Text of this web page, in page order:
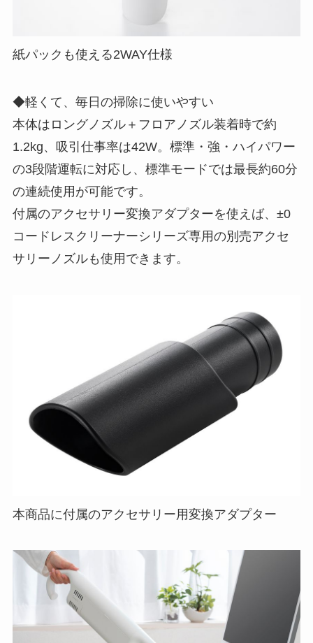
紙パックも使える2WAY仕様
◆軽くて、毎日の掃除に使いやすい
本体はロングノズル＋フロアノズル装着時で約
1.2kg、吸引仕事率は42W。標準・強・ハイパワー
の3段階運転に対応し、標準モードでは最長約60分
の連続使用が可能です。
付属のアクセサリー変換アダプターを使えば、±0
コードレスクリーナーシリーズ専用の別売アクセ
サリーノズルも使用できます。
本商品に付属のアクセサリー用変換アダプター